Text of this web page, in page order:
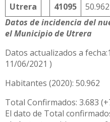
Utrera 41095 50.962
Datos de incidencia del
el Municipio de Utrera
Datos actualizados a
11/06/2021 )
Habitantes (2020): 50.962
Total Confirmados: 3.683
El dato de Total